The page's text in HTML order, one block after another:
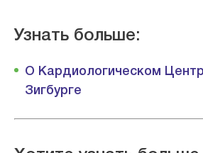
Узнать больше:
О Кардиологическом
Зигбурге